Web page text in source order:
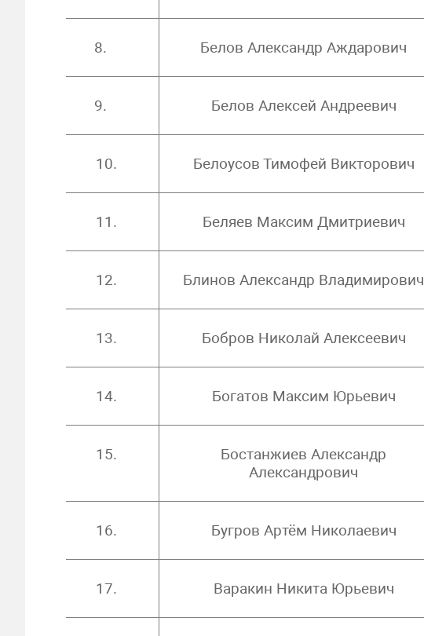
8. Белов Александр Аждарович
9. Белов Алексей Андреевич
10. Белоусов Тимофей Викторович
11. Беляев Максим Дмитриевич
12. Блинов Александр Владимирович
13. Бобров Николай Алексеевич
14. Богатов Максим Юрьевич
15.
Бостанжиев Александр
Александрович
16. Бугров Артём Николаевич
17. Варакин Никита Юрьевич